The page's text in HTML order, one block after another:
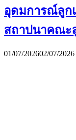
อุดมการณ์ลูก
สถาปนาคณะ
01/07/202602/07/2026